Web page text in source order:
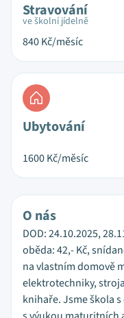
Stravování
ve školní jídelně
840Kč/měsíc
Ubytování
1600Kč/měsíc
O nás
DOD: 24.10.2025,
oběda: 42,- Kč,
na vlastním domově
elektrotechniky,
knihaře. Jsme škola